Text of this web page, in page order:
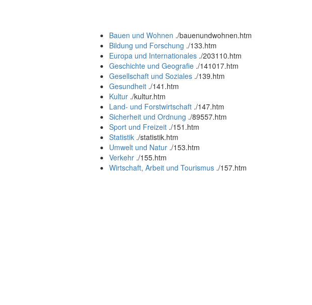
Bauen und Wohnen ./bauenundwohnen.htm
Bildung und Forschung ./133.htm
Europa und Internationales ./203110.htm
Geschichte und Geografie ./141017.htm
Gesellschaft und Soziales ./139.htm
Gesundheit ./141.htm
Kultur ./kultur.htm
Land- und Forstwirtschaft ./147.htm
Sicherheit und Ordnung ./89557.htm
Sport und Freizeit ./151.htm
Statistik ./statistik.htm
Umwelt und Natur ./153.htm
Verkehr ./155.htm
Wirtschaft, Arbeit und Tourismus ./157.htm